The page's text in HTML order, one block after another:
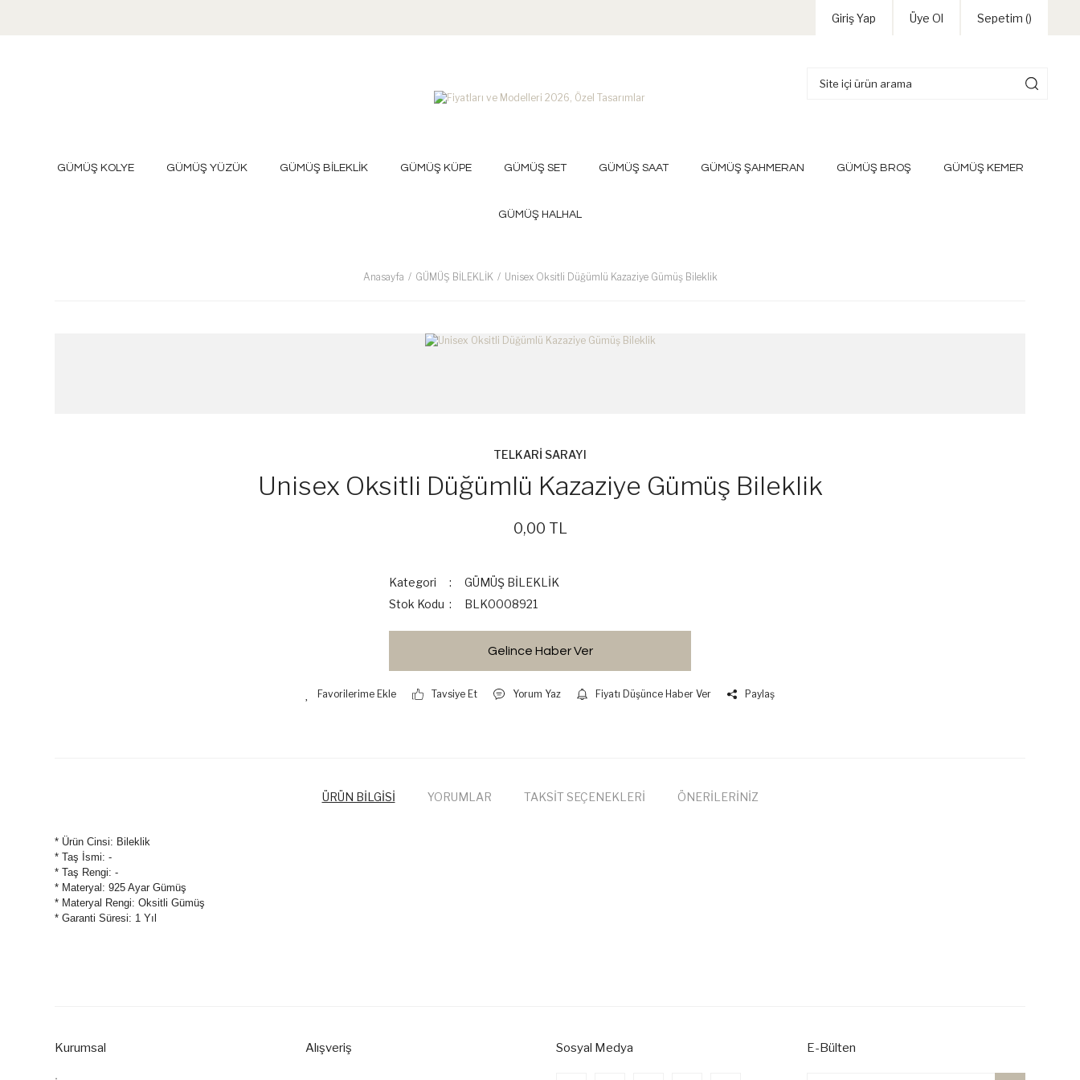
Giriş Yap Üye Ol Sepetim ()
GÜMÜŞ KOLYE GÜMÜŞ YÜZÜK GÜMÜŞ BİLEKLİK GÜMÜŞ KÜPE GÜMÜŞ SET GÜMÜŞ SAAT GÜMÜŞ ŞAHMERAN GÜMÜŞ BROŞ GÜMÜŞ KEMER
GÜMÜŞ HALHAL
Anasayfa GÜMÜŞ BİLEKLİK Unisex Oksitli Düğümlü Kazaziye Gümüş Bileklik
TELKARİ SARAYI
Unisex Oksitli Düğümlü Kazaziye Gümüş Bileklik
0,00 TL
Kategori
GÜMÜŞ BİLEKLİK
Stok Kodu
BLK0008921
Gelince Haber Ver
Tavsiye Et Yorum Yaz Fiyatı Düşünce Haber Ver Paylaş
ÜRÜN BİLGİSİ YORUMLAR TAKSİT SEÇENEKLERİ ÖNERİLERİNİZ
* Ürün Cinsi: Bileklik
* Taş İsmi: -
* Taş Rengi: -
* Materyal: 925 Ayar Gümüş
* Materyal Rengi: Oksitli Gümüş
* Garanti Süresi: 1 Yıl
Ürün bilgilerinde hatalar bulunuyor.
Kurumsal Alışveriş Sosyal Medya E-Bülten